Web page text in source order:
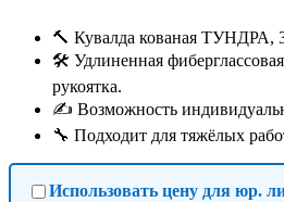
🔨 Кувалда кованая ТУНДРА,
🛠 Удлиненная
рукоятка.
✍️ Возможность
🔧 Подходит для тяжёлых
Использовать цену для юр.